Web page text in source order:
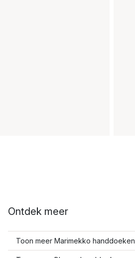
Ontdek meer
Toon meer Marimekko handdoeken